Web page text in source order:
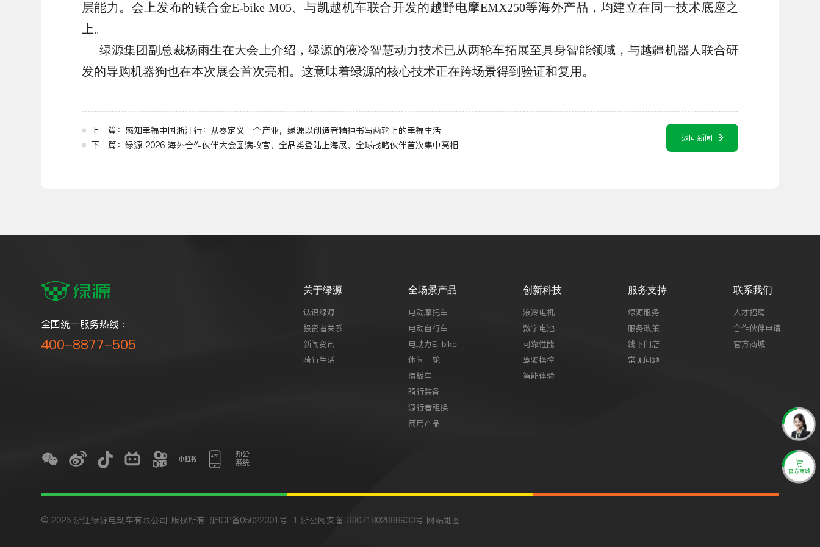
层能力。会上发布的镁合金E-bike M05、与凯越机车联合开发的越野电摩EMX250等海外产品，均建立在同一技术底座之
上。
绿源集团副总裁杨雨生在大会上介绍，绿源的液冷智慧动力技术已从两轮车拓展至具身智能领域，与越疆机器人联合研
发的导购机器狗也在本次展会首次亮相。这意味着绿源的核心技术正在跨场景得到验证和复用。
上一篇：感知幸福中国浙江行：从零定义一个产业，绿源以创造者精神书写两轮上的幸福生活
下一篇：绿源 2026 海外合作伙伴大会圆满收官，全品类登陆上海展，全球战略伙伴首次集中亮相
返回新闻
全国统一服务热线 :
400-8877-505
关于绿源
认识绿源
投资者关系
新闻资讯
骑行生活
全场景产品
电动摩托车
电动自行车
电助力E-bike
休闲三轮
滑板车
骑行装备
源行者租换
商用产品
创新科技
液冷电机
数字电池
可靠性能
驾驶操控
智能体验
服务支持
绿源服务
服务政策
线下门店
常见问题
联系我们
人才招聘
合作伙伴申请
官方商城
© 2026 浙江绿源电动车有限公司 版权所有. 浙ICP备05022301号-1 浙公网安备 33071802888933号 网站地图